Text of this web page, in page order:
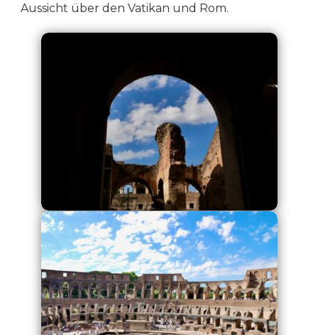
Aussicht über den Vatikan und Rom.